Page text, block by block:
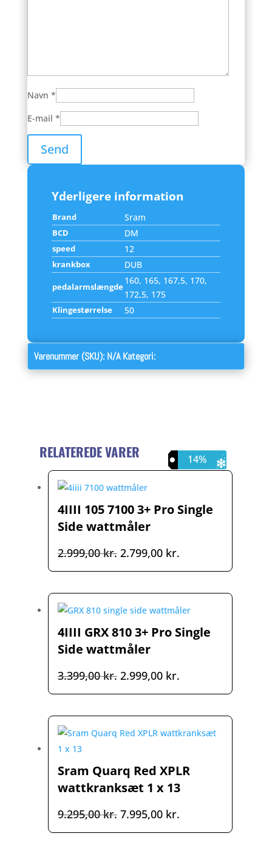
Navn *
E-mail *
Yderligere information
Brand Sram
BCD DM
speed 12
krankbox DUB
pedalarmslængde
160, 165, 167,5, 170,
172,5, 175
Klingestørrelse 50
Varenummer (SKU): N/A Kategori:
RELATEREDE VARER 7%
4IIII 105 7100 3+ Pro Single
Side wattmåler
2.999,00kr. Den
oprindelige
2.999,00 kr..
2.799,00 kr.Den
aktuelle
2.799,00 kr..
12%
4IIII GRX 810 3+ Pro Single
Side wattmåler
3.399,00kr. Den
oprindelige
3.399,00 kr..
2.999,00 kr.Den
aktuelle
2.999,00 kr..
14%
Sram Quarq Red XPLR
wattkranksæt 1 x 13
9.295,00kr. Den
oprindelige
7.995,00 kr.Den
aktuelle